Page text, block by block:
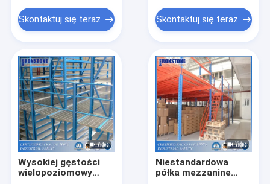
Produkty
Filmy
O nas
Wycieczka po fabryce
Skontaktuj się teraz Skontaktuj się teraz
Wysokiej gęstości
wielopoziomowy
Niestandardowa
półka mezzanine